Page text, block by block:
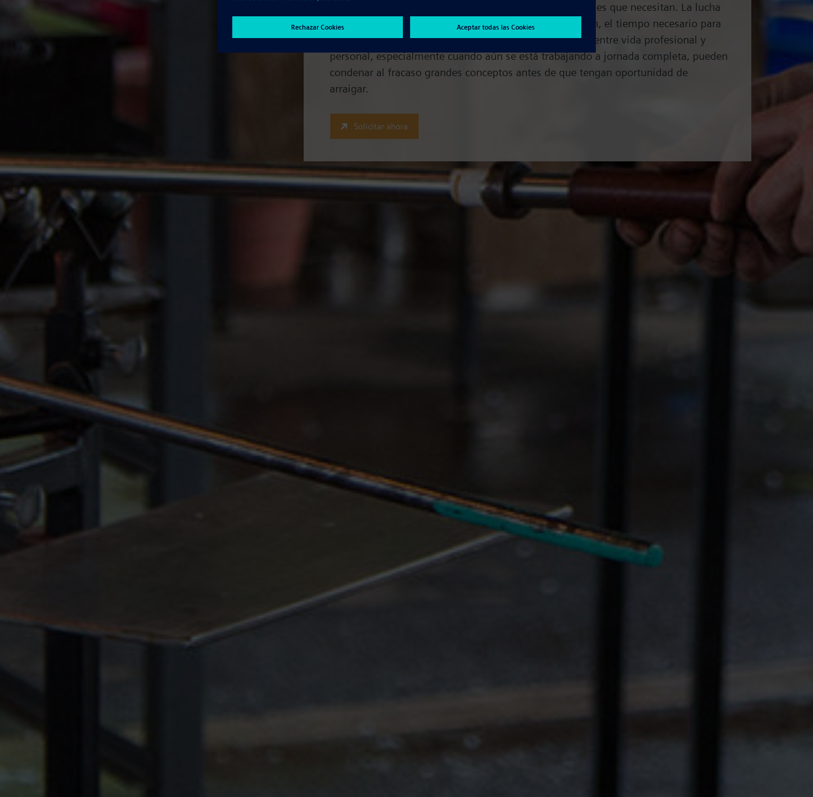
medios necesarios para adquirir los recursos profesionales que necesitan. La lucha
por mantener un nivel constante de flujo de financiación, el tiempo necesario para
obtener nuevas aptitudes y los problemas de equilibrio entre vida profesional y
personal, especialmente cuando aún se está trabajando a jornada completa, pueden
condenar al fracaso grandes conceptos antes de que tengan oportunidad de
arraigar.
Solicitar ahora